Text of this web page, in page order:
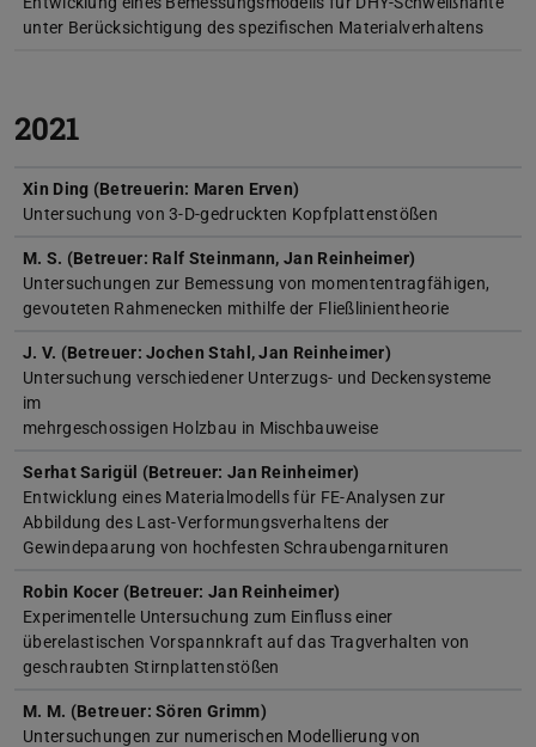
unter Berücksichtigung des spezifischen Materialverhaltens
2021
Xin Ding (Betreuerin: Maren Erven)
Untersuchung von 3-D-gedruckten Kopfplattenstößen
M. S. (Betreuer: Ralf Steinmann, Jan Reinheimer)
Untersuchungen zur Bemessung von momententragfähigen,
gevouteten Rahmenecken mithilfe der Fließlinientheorie
J. V. (Betreuer: Jochen Stahl, Jan Reinheimer)
Untersuchung verschiedener Unterzugs- und Deckensysteme
im
mehrgeschossigen Holzbau in Mischbauweise
Serhat Sarigül (Betreuer: Jan Reinheimer)
Entwicklung eines Materialmodells für FE-Analysen zur
Abbildung des Last-Verformungsverhaltens der
Gewindepaarung von hochfesten Schraubengarnituren
Robin Kocer (Betreuer: Jan Reinheimer)
Experimentelle Untersuchung zum Einfluss einer
überelastischen Vorspannkraft auf das Tragverhalten von
geschraubten Stirnplattenstößen
M. M. (Betreuer: Sören Grimm)
Untersuchungen zur numerischen Modellierung von